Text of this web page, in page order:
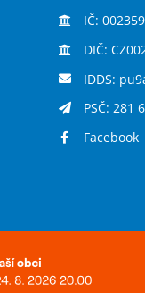
IČ:
DIČ:
IDDS:
PSČ: 281
Facebook